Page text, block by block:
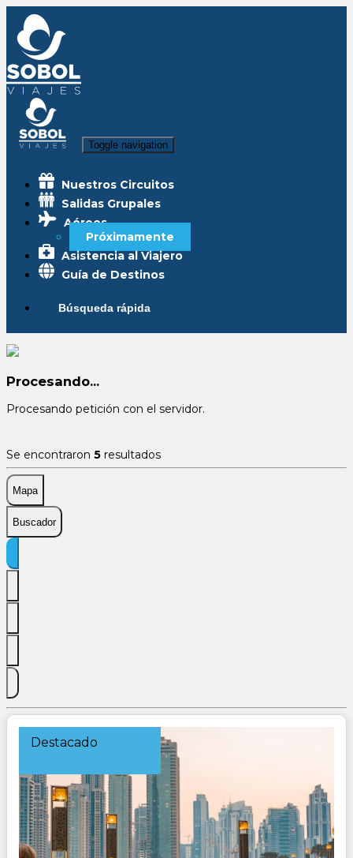
Toggle navigation
Nuestros Circuitos
Salidas Grupales
Aéreos
Próximamente
Asistencia al Viajero
Guía de Destinos
Búsqueda rápida
Procesando...
Procesando petición con el servidor.
Se encontraron 5 resultados
Mapa
Buscador
Destacado